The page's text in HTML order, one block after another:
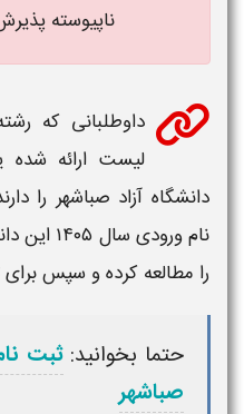
ناپیوسته
داوطلبانی که
لیست ارائه
دانشگاه آزاد صباشهر را
نام ورودی سال ۱۴۰۵
این
را مطالعه کرده و سپس برای
حتما بخوانید: ثبت
صباشهر